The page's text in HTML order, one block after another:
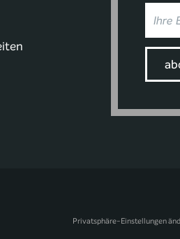
Privatsphäre-Einstellungen